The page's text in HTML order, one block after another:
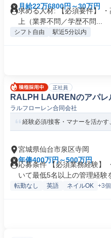
月給22万6800円～30万円
求める人材: 【必須要件】
上（業界不問／学歴不問...
シフト自由 駅近5分以内
正社員
RALPH LAURENのアパレ
ラルフローレン合同会社
経験必須/接客・マナーを活かす
宮城県仙台市泉区寺岡
年俸400万円～500万円
応募条件 【必須業務経験】
いて最低5名以上の管理経験
転勤なし 英語 ネイルOK +3個